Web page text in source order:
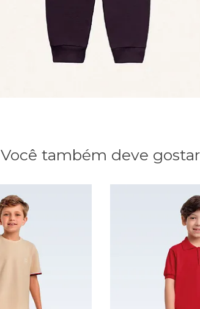
Você também deve gostar